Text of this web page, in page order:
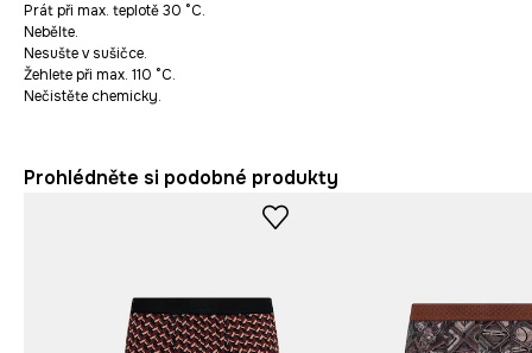
Prát při max. teplotě 30 °C.
Nebělte.
Nesušte v sušičce.
Žehlete při max. 110 °C.
Nečistěte chemicky.
Prohlédněte si podobné produkty